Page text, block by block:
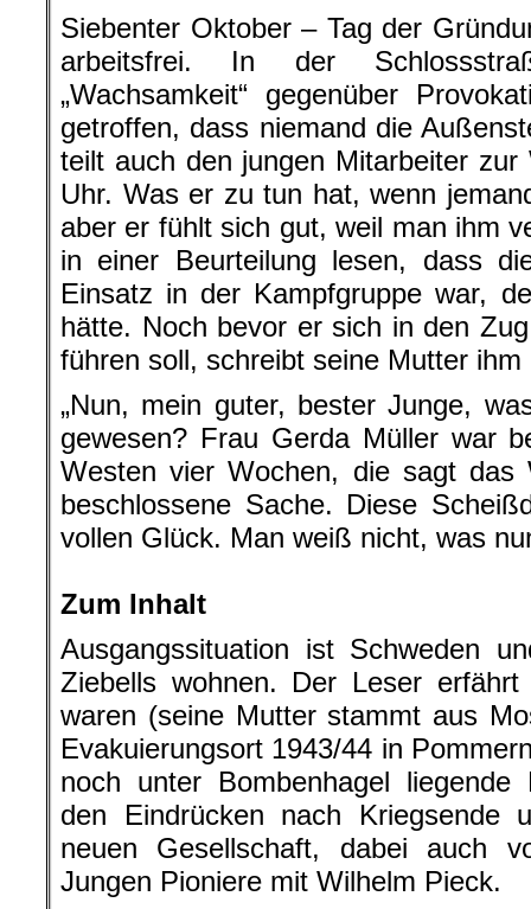
Siebenter Oktober – Tag der
arbeitsfrei. In der
„Wachsamkeit“ gegenüber
getroffen, dass niemand die
teilt auch den jungen Mitarbeiter
Uhr. Was er zu tun hat, wenn
aber er fühlt sich gut, weil man ihm
in einer Beurteilung lesen, dass
Einsatz in der Kampfgruppe war,
hätte. Noch bevor er sich in den
führen soll, schreibt seine Mutter
„Nun, mein guter, bester Junge,
gewesen? Frau Gerda Müller war
Westen vier Wochen, die sagt das
beschlossene Sache. Diese
vollen Glück. Man weiß nicht, was
Zum Inhalt
Ausgangssituation ist Schweden
Ziebells wohnen. Der Leser
waren (seine Mutter stammt aus
Evakuierungsort 1943/44 in
noch unter Bombenhagel liegende
den Eindrücken nach Kriegsende
neuen Gesellschaft, dabei auch
Jungen Pioniere mit Wilhelm Pieck.